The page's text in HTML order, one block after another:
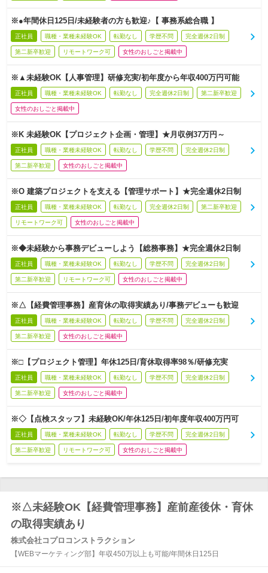
※●年間休日125日/未経験者の方も歓迎♪【 事務系総合職 】
正社員 職種・業種未経験OK 転勤なし 学歴不問 完全週休2日制
第二新卒歓迎 リモートワーク可 女性のおしごと掲載中
※▲未経験OK【人事管理】研修充実/初年度から年収400万円可能
正社員 職種・業種未経験OK 転勤なし 完全週休2日制 第二新卒歓迎
女性のおしごと掲載中
※K 未経験OK【プロジェクト企画・管理】★月収例37万円～
正社員 職種・業種未経験OK 転勤なし 学歴不問 完全週休2日制
第二新卒歓迎 女性のおしごと掲載中
※O 建築プロジェクトを支える【管理サポート】★完全週休2日制
正社員 職種・業種未経験OK 転勤なし 完全週休2日制 第二新卒歓迎
リモートワーク可 女性のおしごと掲載中
※◆未経験から事務デビューしよう【総務事務】★完全週休2日制
正社員 職種・業種未経験OK 転勤なし 学歴不問 完全週休2日制
第二新卒歓迎 リモートワーク可 女性のおしごと掲載中
※△【経費管理事務】産育休の取得実績あり/事務デビューも歓迎
正社員 職種・業種未経験OK 転勤なし 学歴不問 完全週休2日制
第二新卒歓迎 女性のおしごと掲載中
※□【プロジェクト管理】年休125日/育休取得率98％/研修充実
正社員 職種・業種未経験OK 転勤なし 学歴不問 完全週休2日制
第二新卒歓迎 女性のおしごと掲載中
※◇【点検スタッフ】未経験OK/年休125日/初年度年収400万円可
正社員 職種・業種未経験OK 転勤なし 学歴不問 完全週休2日制
第二新卒歓迎 リモートワーク可 女性のおしごと掲載中
※△未経験OK【経費管理事務】産前産後休・育休
の取得実績あり
株式会社コプロコンストラクション
【WEBマーケティング部】年収450万以上も可能/年間休日125日